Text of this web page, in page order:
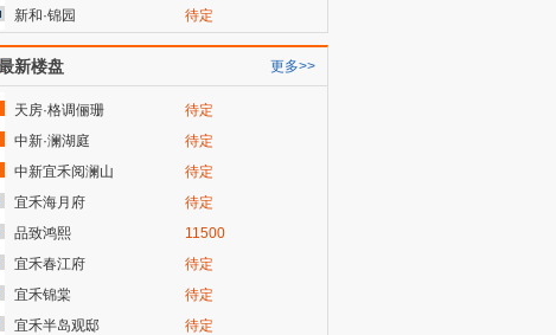
新和·锦园 待定
新楼盘 更多>>
天房·格调俪珊
待定
中新·澜湖庭
待定
中新宜禾阅澜山
待定
宜禾海月府
待定
品致鸿熙
11500
宜禾春江府
待定
宜禾锦棠
待定
宜禾半岛观邸
待定